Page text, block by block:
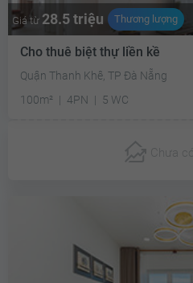
Giá từ 28.5 triệu Thương lượng
Cho thuê biệt thự liền kề
Quận Thanh Khê, TP Đà Nẵng
100m²
4PN 5 WC
Chưa có